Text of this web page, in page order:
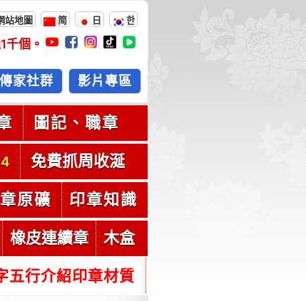
站地圖 简 日 한
1千個。
傳家社群 影片專區
圖記、職章
免費抓周收涎
原礦 印章知識
橡皮連續章 木盒
五行介紹印章材質